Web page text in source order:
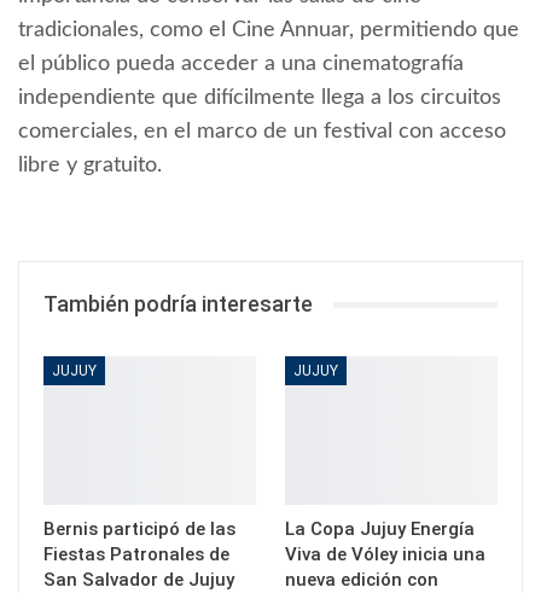
tradicionales, como el Cine Annuar, permitiendo que
el público pueda acceder a una cinematografía
independiente que difícilmente llega a los circuitos
comerciales, en el marco de un festival con acceso
libre y gratuito.
También podría interesarte
JUJUY
Bernis participó de las
Fiestas Patronales de
San Salvador de Jujuy
JUJUY
La Copa Jujuy Energía
Viva de Vóley inicia una
nueva edición con